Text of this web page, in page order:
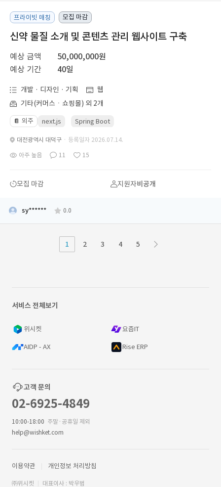
프라이빗 매칭 모집 마감
신약 물질 소개 및 콘텐츠 관리 웹사이트 구축
예상 금액
50,000,000원
예상 기간
40일
개발 · 디자인 · 기획
웹
기타(커머스ㆍ쇼핑몰) 외 2개
📔 외주 next.js Spring Boot
대전광역시 대덕구 · 등록일자 2026.07.14.
아주 높음 11 15
모집 마감 지원자비공개
sy****** 0.0
1 2 3 4 5
서비스 전체보기
위시켓 요즘IT
AIDP - AX Rise ERP
고객 문의
02-6925-4849
10:00-18:00 주말·공휴일 제외
help@wishket.com
이용약관 개인정보 처리방침
㈜위시켓 대표이사 : 박우범